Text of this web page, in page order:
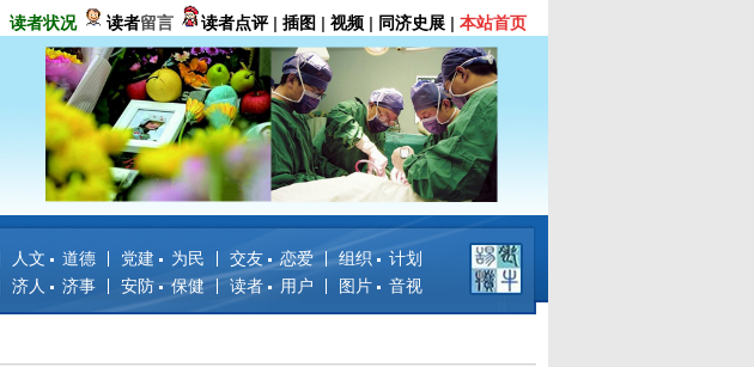
读者状况 读者留言 读者点评 | 插图 | 视频 | 同济史展 | 本站首页
人文 道德 党建 为民 交友 恋爱
组织 计划
济人 济事 安防 保健 读者 用户 图片 音视